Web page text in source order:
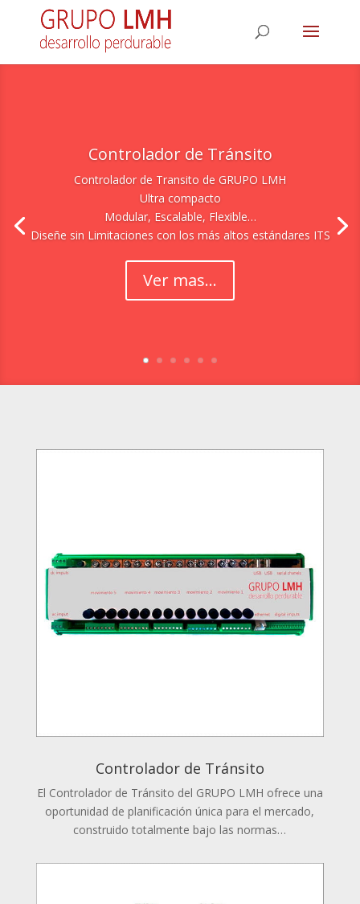
Controlador de Tránsito
Controlador de Transito de GRUPO LMH
Ultra compacto
Modular, Escalable, Flexible…
Diseñe sin Limitaciones con los más altos estándares ITS
Ver mas...
Controlador de Tránsito
El Controlador de Tránsito del GRUPO LMH ofrece una
oportunidad de planificación única para el mercado,
construido totalmente bajo las normas…